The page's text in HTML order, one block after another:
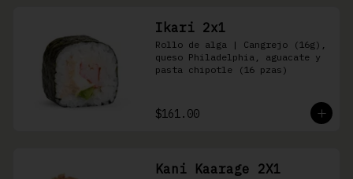
Ikari 2x1
Rollo de alga | Cangrejo (16g),
queso Philadelphia, aguacate y
pasta chipotle (16 pzas)
$161.00
Kani Kaarage 2X1